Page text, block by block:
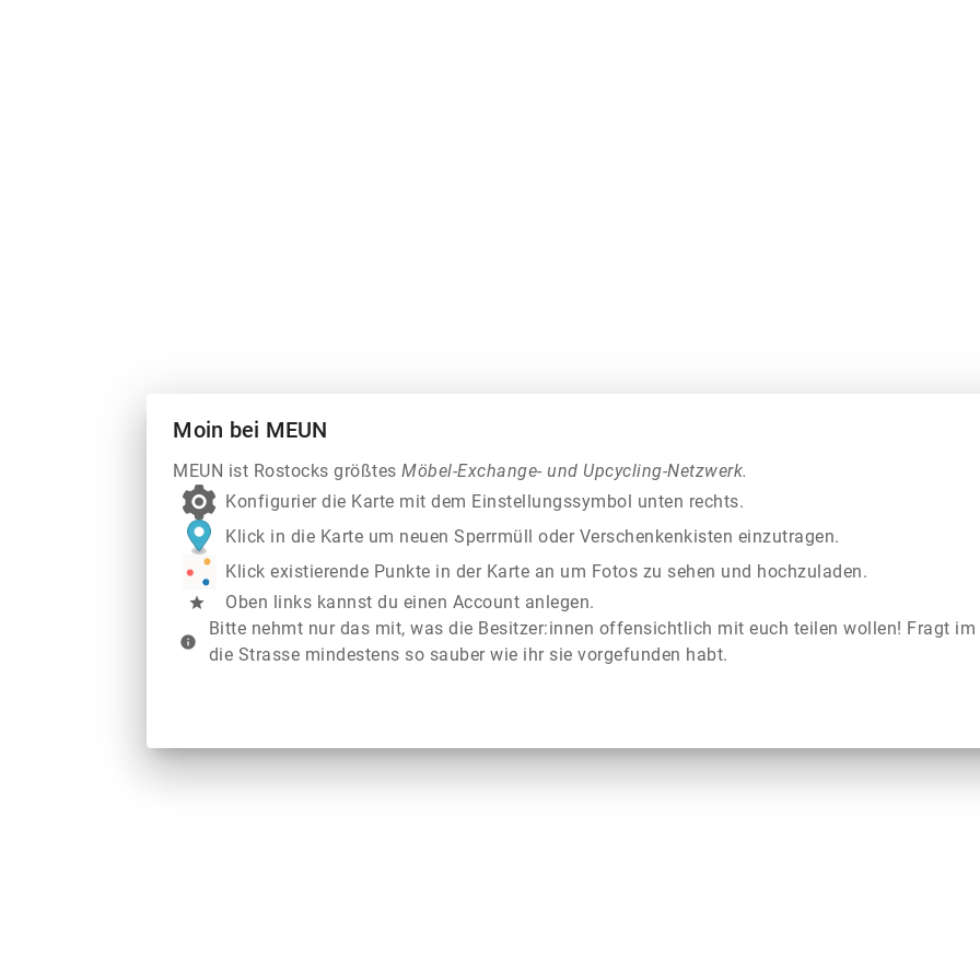
Moin bei MEUN
MEUN ist Rostocks größtesMöbel-Exchange- und Upcycling-Netzwerk.
Konfigurier die Karte mit dem Einstellungssymbol unten rechts.
Klick in die Karte um neuen Sperrmüll oder Verschenkenkisten einzutragen.
Klick existierende Punkte in der Karte an um Fotos zu sehen und hochzuladen.
star Oben links kannst du einen Account anlegen.
info
Bitte nehmt nur das mit, was die Besitzer:innen offensichtlich mit euch teilen wollen! Fragt
die Strasse mindestens so sauber wie ihr sie vorgefunden habt.